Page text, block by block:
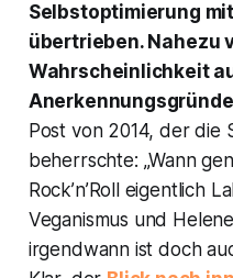
Selbstoptimierung
übertrieben. Nahezu
Wahrscheinlichkeit
Post von 2014, der die
beherrschte: „Wann
Rock’n’Roll eigentlich
Veganismus und
irgendwann ist doch